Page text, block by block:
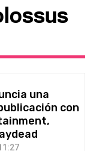
una
con